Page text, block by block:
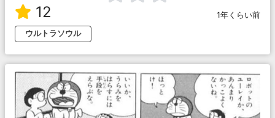
12
1年くらい前
ウルトラソウル